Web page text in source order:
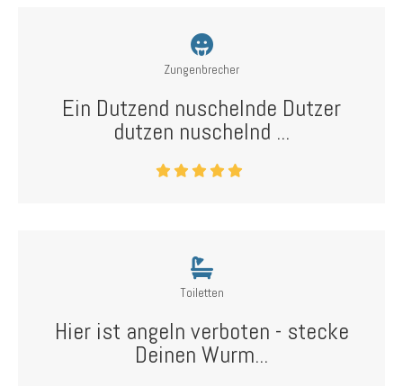
Zungenbrecher
Ein Dutzend nuschelnde Dutzer
dutzen nuschelnd ...
Toiletten
Hier ist angeln verboten - stecke
Deinen Wurm...